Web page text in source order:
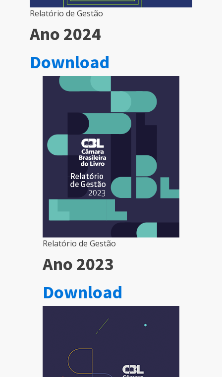
Relatório de Gestão
Ano 2024
Download
Relatório de Gestão
Ano 2023
Download